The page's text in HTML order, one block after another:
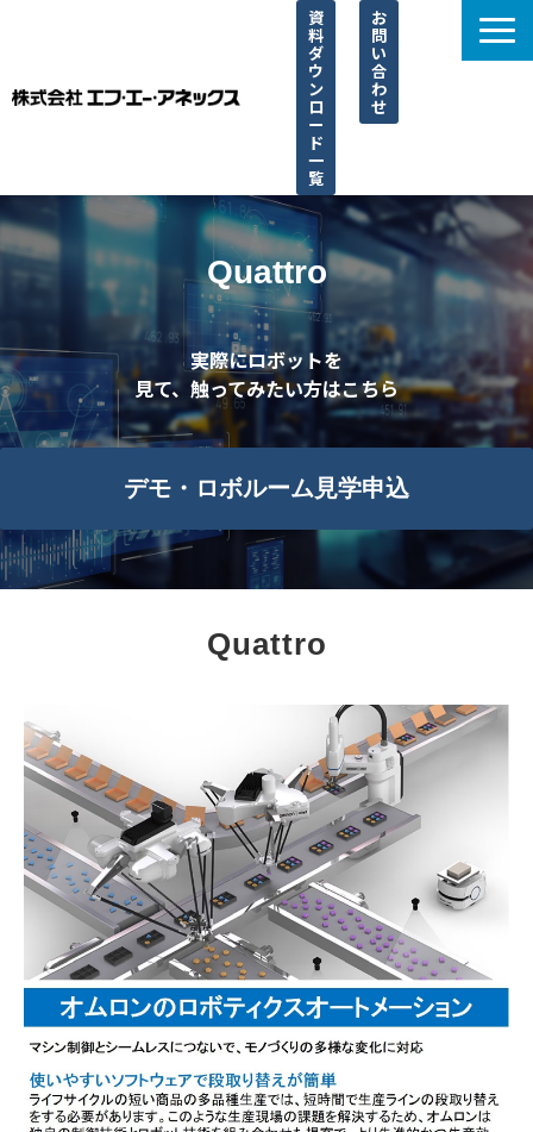
資
料
ダ
ウ
ン
ロ
ー
ド
一
覧
お
問
い
合
わ
せ
選ばれる理由
サービス一覧
取り扱い一覧
導入事例
ブログ
よくあるご質問
Quattro
実際にロボットを
見て、触ってみたい方はこちら
デモ・ロボルーム見学申込
Quattro